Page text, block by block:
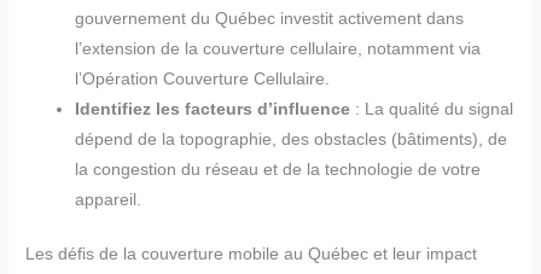
gouvernement du Québec investit activement dans
l’extension de la couverture cellulaire, notamment via
l’Opération Couverture Cellulaire.
Identifiez les facteurs d’influence : La qualité du signal
dépend de la topographie, des obstacles (bâtiments), de
la congestion du réseau et de la technologie de votre
appareil.
Les défis de la couverture mobile au Québec et leur impact